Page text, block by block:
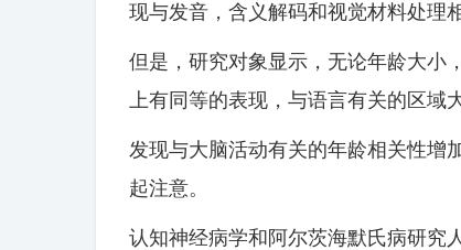
现与发音，含义解码和视觉材料处理
但是，研究对象显示，无论年龄大小
上有同等的表现，与语言有关的区域
发现与大脑活动有关的年龄相关性增
起注意。
认知神经病学和阿尔茨海默氏病研究